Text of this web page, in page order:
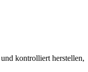
kontrolliert herstellen,